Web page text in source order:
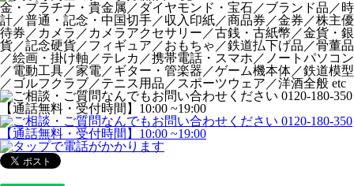
金・プラチナ・貴金属／ダイヤモンド・宝石／ブランド品／時
計／普通・記念・中国切手／収入印紙／商品券／金券／株主優
待券／カメラ／カメラアクセサリー／古銭・古紙幣／金貨・銀
貨／記念硬貨／フィギュア／おもちゃ／鉄道払下げ品／骨董品
／絵画・掛け軸／テレカ／携帯電話・スマホ／ノートパソコン
／電動工具／家電／ギター・管楽器／ゲーム機本体／鉄道模型
／ゴルフクラブ／テニス用品／スポーツウェア／洋酒全般 etc